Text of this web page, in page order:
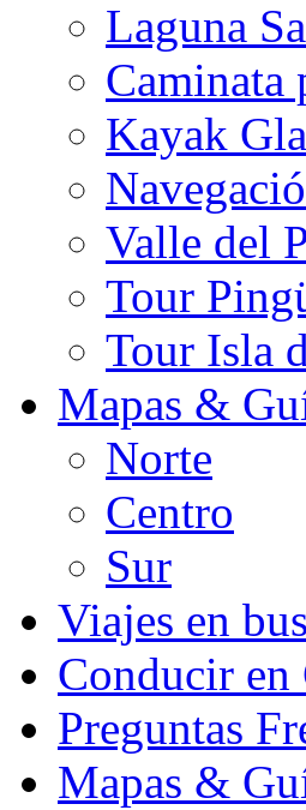
Laguna
Caminata
Kayak
Valle del
Tour
Tour Isla
Mapas &
Norte
Centro
Sur
Viajes en bus
Conducir en
Preguntas
Mapas &